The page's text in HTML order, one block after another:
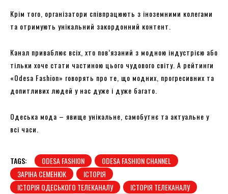
Крім того, організатори співпрацюють з іноземними колегами
та отримують унікальний закордонний контент.
Канал приваблює всіх, хто пов’язаний з модною індустрією або
тільки хоче стати частиною цього чудового світу. А рейтинги
«Odesa Fashion» говорять про те, що модних, прогресивних та
допитливих людей у нас дуже і дуже багато.
Одеська мода – явище унікальне, самобутнє та актуальне у
всі часи.
TAGS: ODESA FASHION
ODESA FASHION CHANNEL
ЗАРІНА СЕМЕНЮК
ІСТОРІЯ
ІСТОРІЯ ОДЕСЬКОГО ТЕЛЕКАНАЛУ
ІСТОРІЯ ТЕЛЕКАНАЛУ